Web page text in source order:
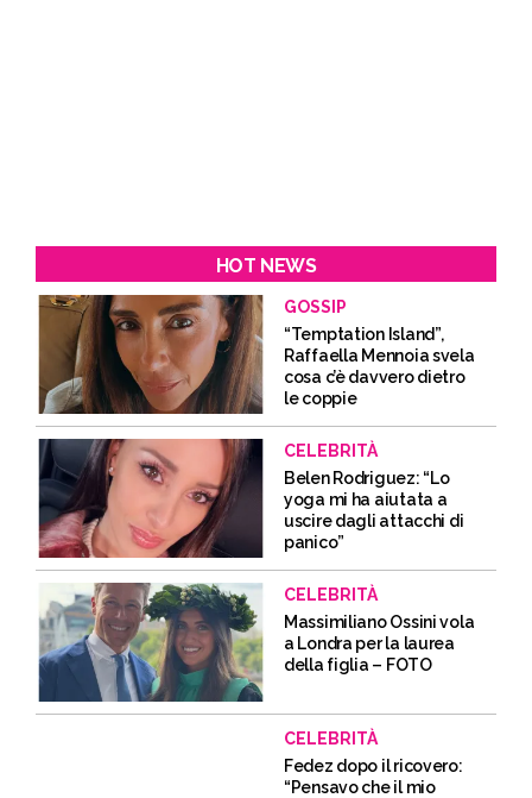
HOT NEWS
GOSSIP
“Temptation Island”,
Raffaella Mennoia svela
cosa c’è davvero dietro
le coppie
CELEBRITÀ
Belen Rodriguez: “Lo
yoga mi ha aiutata a
uscire dagli attacchi di
panico”
CELEBRITÀ
Massimiliano Ossini vola
a Londra per la laurea
della figlia – FOTO
CELEBRITÀ
Fedez dopo il ricovero:
“Pensavo che il mio